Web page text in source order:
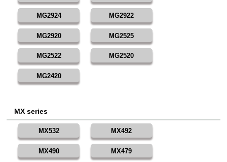
MG2924 MG2922
MG2920 MG2525
MG2522 MG2520
MG2420
MX series
MX532 MX492
MX490 MX479